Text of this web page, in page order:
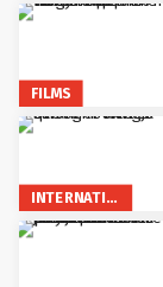
FILMS
INTERNATIONAL